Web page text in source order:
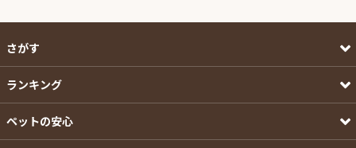
さがす
ランキング
ペットの安心